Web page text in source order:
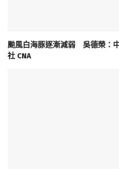
颱風白海豚逐漸減弱 吳德榮：
社 CNA